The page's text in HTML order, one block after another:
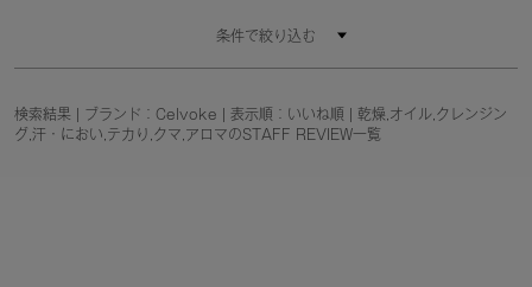
条件で絞り込む
検索結果 | ブランド：Celvoke | 表示順：いいね順 | 乾燥,オイル,クレンジン
グ,汗・におい,テカり,クマ,アロマのSTAFF REVIEW一覧